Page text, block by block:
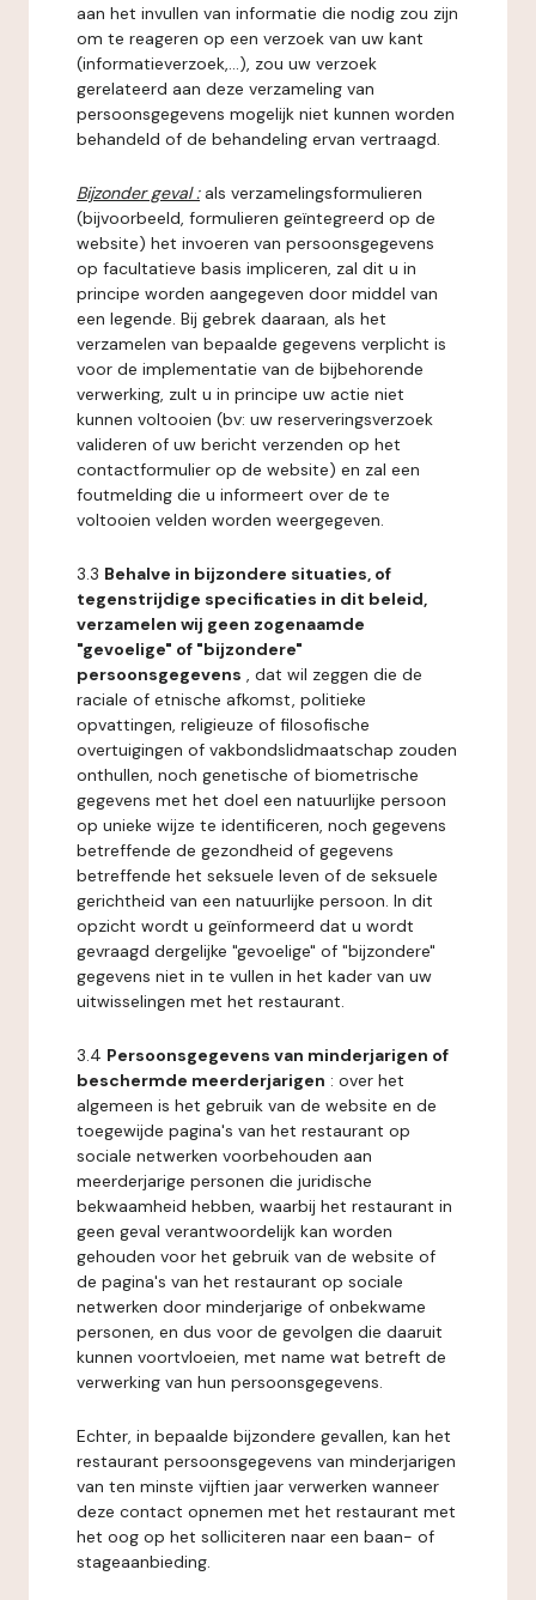
aan het invullen van informatie die nodig zou zijn
om te reageren op een verzoek van uw kant
(informatieverzoek,...), zou uw verzoek
gerelateerd aan deze verzameling van
persoonsgegevens mogelijk niet kunnen worden
behandeld of de behandeling ervan vertraagd.
Bijzonder geval : als verzamelingsformulieren
(bijvoorbeeld, formulieren geïntegreerd op de
website) het invoeren van persoonsgegevens
op facultatieve basis impliceren, zal dit u in
principe worden aangegeven door middel van
een legende. Bij gebrek daaraan, als het
verzamelen van bepaalde gegevens verplicht is
voor de implementatie van de bijbehorende
verwerking, zult u in principe uw actie niet
kunnen voltooien (bv: uw reserveringsverzoek
valideren of uw bericht verzenden op het
contactformulier op de website) en zal een
foutmelding die u informeert over de te
voltooien velden worden weergegeven.
3.3 Behalve in bijzondere situaties, of
tegenstrijdige specificaties in dit beleid,
verzamelen wij geen zogenaamde
"gevoelige" of "bijzondere"
persoonsgegevens , dat wil zeggen die de
raciale of etnische afkomst, politieke
opvattingen, religieuze of filosofische
overtuigingen of vakbondslidmaatschap zouden
onthullen, noch genetische of biometrische
gegevens met het doel een natuurlijke persoon
op unieke wijze te identificeren, noch gegevens
betreffende de gezondheid of gegevens
betreffende het seksuele leven of de seksuele
gerichtheid van een natuurlijke persoon. In dit
opzicht wordt u geïnformeerd dat u wordt
gevraagd dergelijke "gevoelige" of "bijzondere"
gegevens niet in te vullen in het kader van uw
uitwisselingen met het restaurant.
3.4 Persoonsgegevens van minderjarigen of
beschermde meerderjarigen : over het
algemeen is het gebruik van de website en de
toegewijde pagina's van het restaurant op
sociale netwerken voorbehouden aan
meerderjarige personen die juridische
bekwaamheid hebben, waarbij het restaurant in
geen geval verantwoordelijk kan worden
gehouden voor het gebruik van de website of
de pagina's van het restaurant op sociale
netwerken door minderjarige of onbekwame
personen, en dus voor de gevolgen die daaruit
kunnen voortvloeien, met name wat betreft de
verwerking van hun persoonsgegevens.
Echter, in bepaalde bijzondere gevallen, kan het
restaurant persoonsgegevens van minderjarigen
van ten minste vijftien jaar verwerken wanneer
deze contact opnemen met het restaurant met
het oog op het solliciteren naar een baan- of
stageaanbieding.